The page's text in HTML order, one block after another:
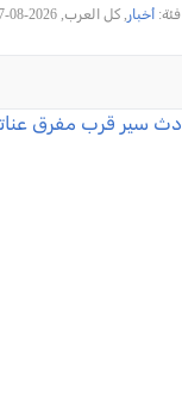
فئة: أخبار , كل العرب, 2026-08-07 18:14:25